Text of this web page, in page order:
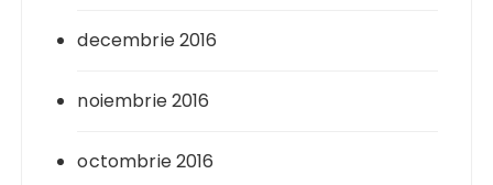
decembrie 2016
noiembrie 2016
octombrie 2016